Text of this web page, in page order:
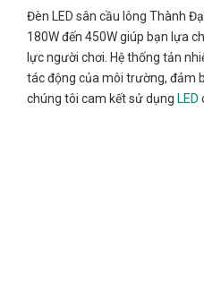
Đèn LED sân cầu lông Thành
180W đến 450W giúp bạn lựa
lực người chơi. Hệ thống tản
tác động của môi trường, đảm
chúng tôi cam kết sử dụng LED